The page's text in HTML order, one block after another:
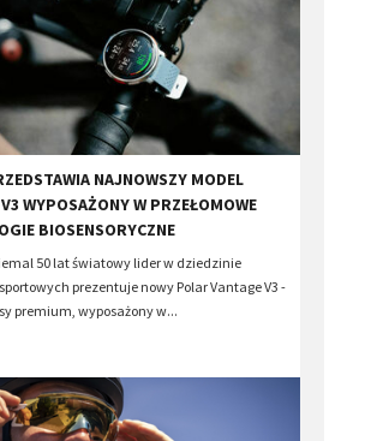
NAJNOWSZY MODEL
WYPOSAŻONY W PRZEŁOMOWE
BIOSENSORYCZNE
50 lat światowy lider w dziedzinie
prezentuje nowy Polar Vantage V3 -
premium, wyposażony w...